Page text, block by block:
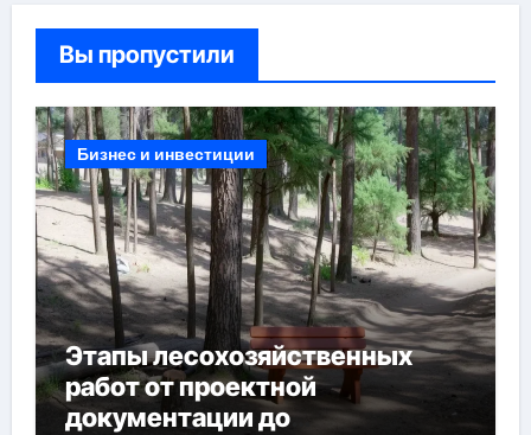
Вы пропустили
Бизнес и инвестиции
Этапы лесохозяйственных
работ от проектной
документации до